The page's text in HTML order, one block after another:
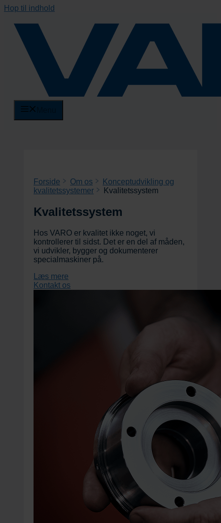
Hop til indhold
Forside Om os
Konceptudvikling og
kvalitetssystemer
Kvalitetssystem
Kvalitetssystem
Hos VARO er kvalitet ikke noget, vi
kontrollerer til sidst. Det er en del af måden,
vi udvikler, bygger og dokumenterer
specialmaskiner på.
Læs mere
Kontakt os